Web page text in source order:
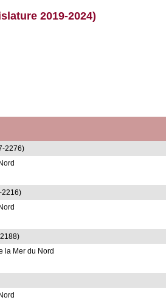
2019-2024)
2276)
2216)
la Mer du Nord